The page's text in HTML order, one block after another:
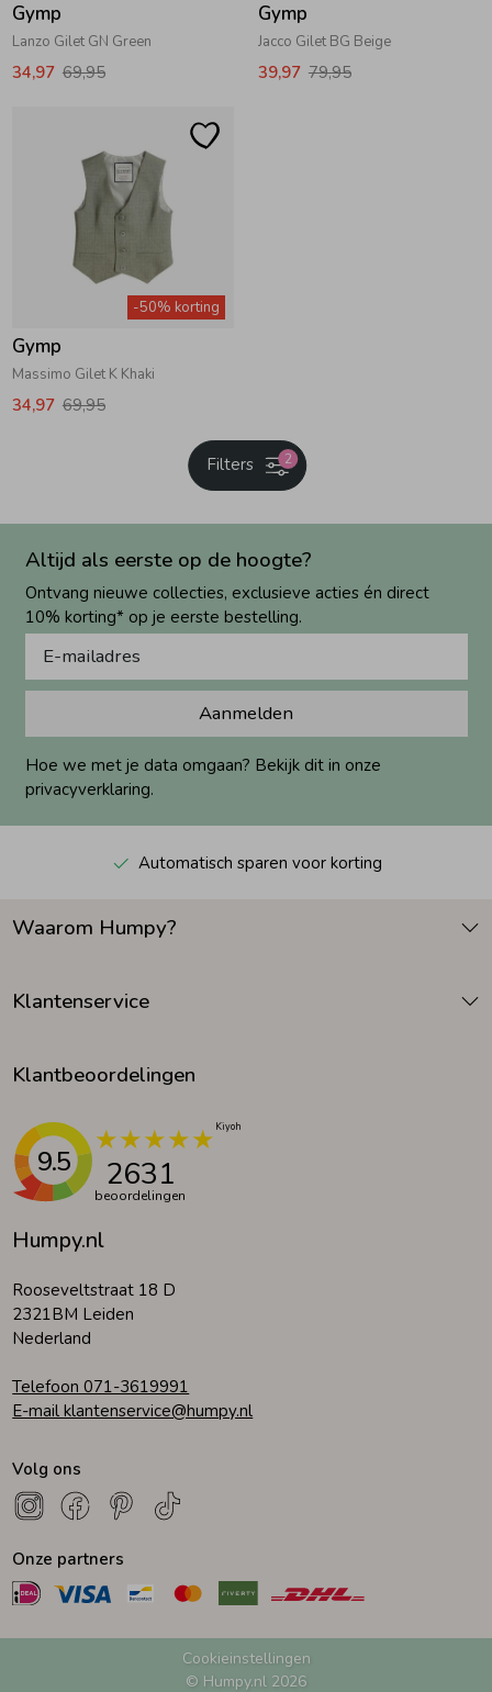
Gymp
Lanzo Gilet GN Green
34,97 69,95
Gymp
Jacco Gilet BG Beige
39,97 79,95
-50% korting
Gymp
Massimo Gilet K Khaki
34,97 69,95
2
Filters
Altijd als eerste op de hoogte?
Ontvang nieuwe collecties, exclusieve acties én direct
10% korting* op je eerste bestelling.
Aanmelden
Hoe we met je data omgaan? Bekijk dit in onze
privacyverklaring.
Automatisch sparen voor korting
Humpy.nl
Rooseveltstraat 18 D
2321BM Leiden
Nederland
Telefoon 071-3619991
E-mail klantenservice@humpy.nl
Waarom Humpy?
Klantenservice
Klantbeoordelingen
9.5 2631
beoordelingen
Volg ons
Onze partners
Cookieinstellingen
© Humpy.nl 2026